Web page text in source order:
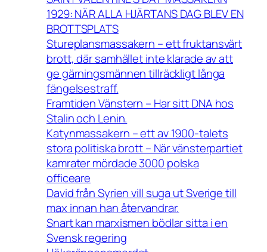
1929: NÄR ALLA HJÄRTANS DAG BLEV EN
BROTTSPLATS
Stureplansmassakern – ett fruktansvärt
brott, där samhället inte klarade av att
ge gärningsmännen tillräckligt långa
fängelsestraff.
Framtiden Vänstern – Har sitt DNA hos
Stalin och Lenin.
Katynmassakern – ett av 1900-talets
stora politiska brott – När vänsterpartiet
kamrater mördade 3000 polska
officeare
David från Syrien vill suga ut Sverige till
max innan han återvandrar.
Snart kan marxismen bödlar sitta i en
Svensk regering